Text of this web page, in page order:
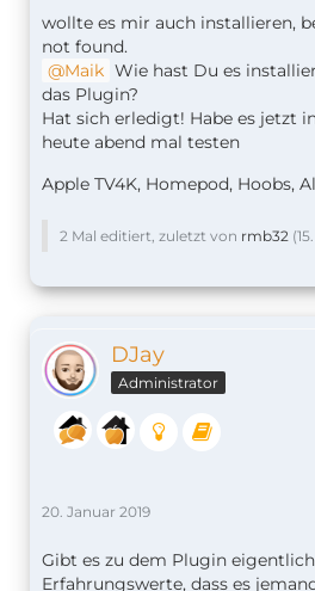
wollte es mir auch installieren,
not found.
Maik Wie hast Du es
das Plugin?
Hat sich erledigt! Habe es jetzt
heute abend mal testen
Apple TV4K, Homepod, Hoobs,
2 Mal editiert, zuletzt von rmb32 (
DJay
Administrator
20. Januar 2019
Gibt es zu dem Plugin
Erfahrungswerte, dass es